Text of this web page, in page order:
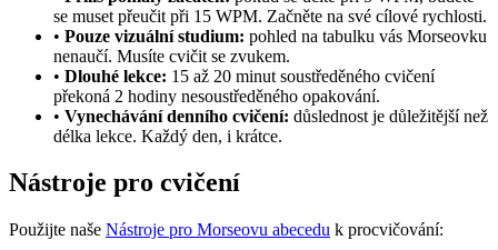
se muset přeučit při 15 WPM. Začněte na své cílové rychlosti.
• Pouze vizuální studium: pohled na tabulku vás Morseovku
nenaučí. Musíte cvičit se zvukem.
• Dlouhé lekce: 15 až 20 minut soustředěného cvičení
překoná 2 hodiny nesoustředěného opakování.
• Vynechávání denního cvičení: důslednost je důležitější než
délka lekce. Každý den, i krátce.
Nástroje pro cvičení
Použijte naše Nástroje pro Morseovu abecedu k procvičování: